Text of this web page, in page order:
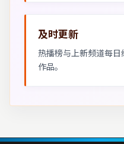
及时更新
热播榜与上新频道每
作品。